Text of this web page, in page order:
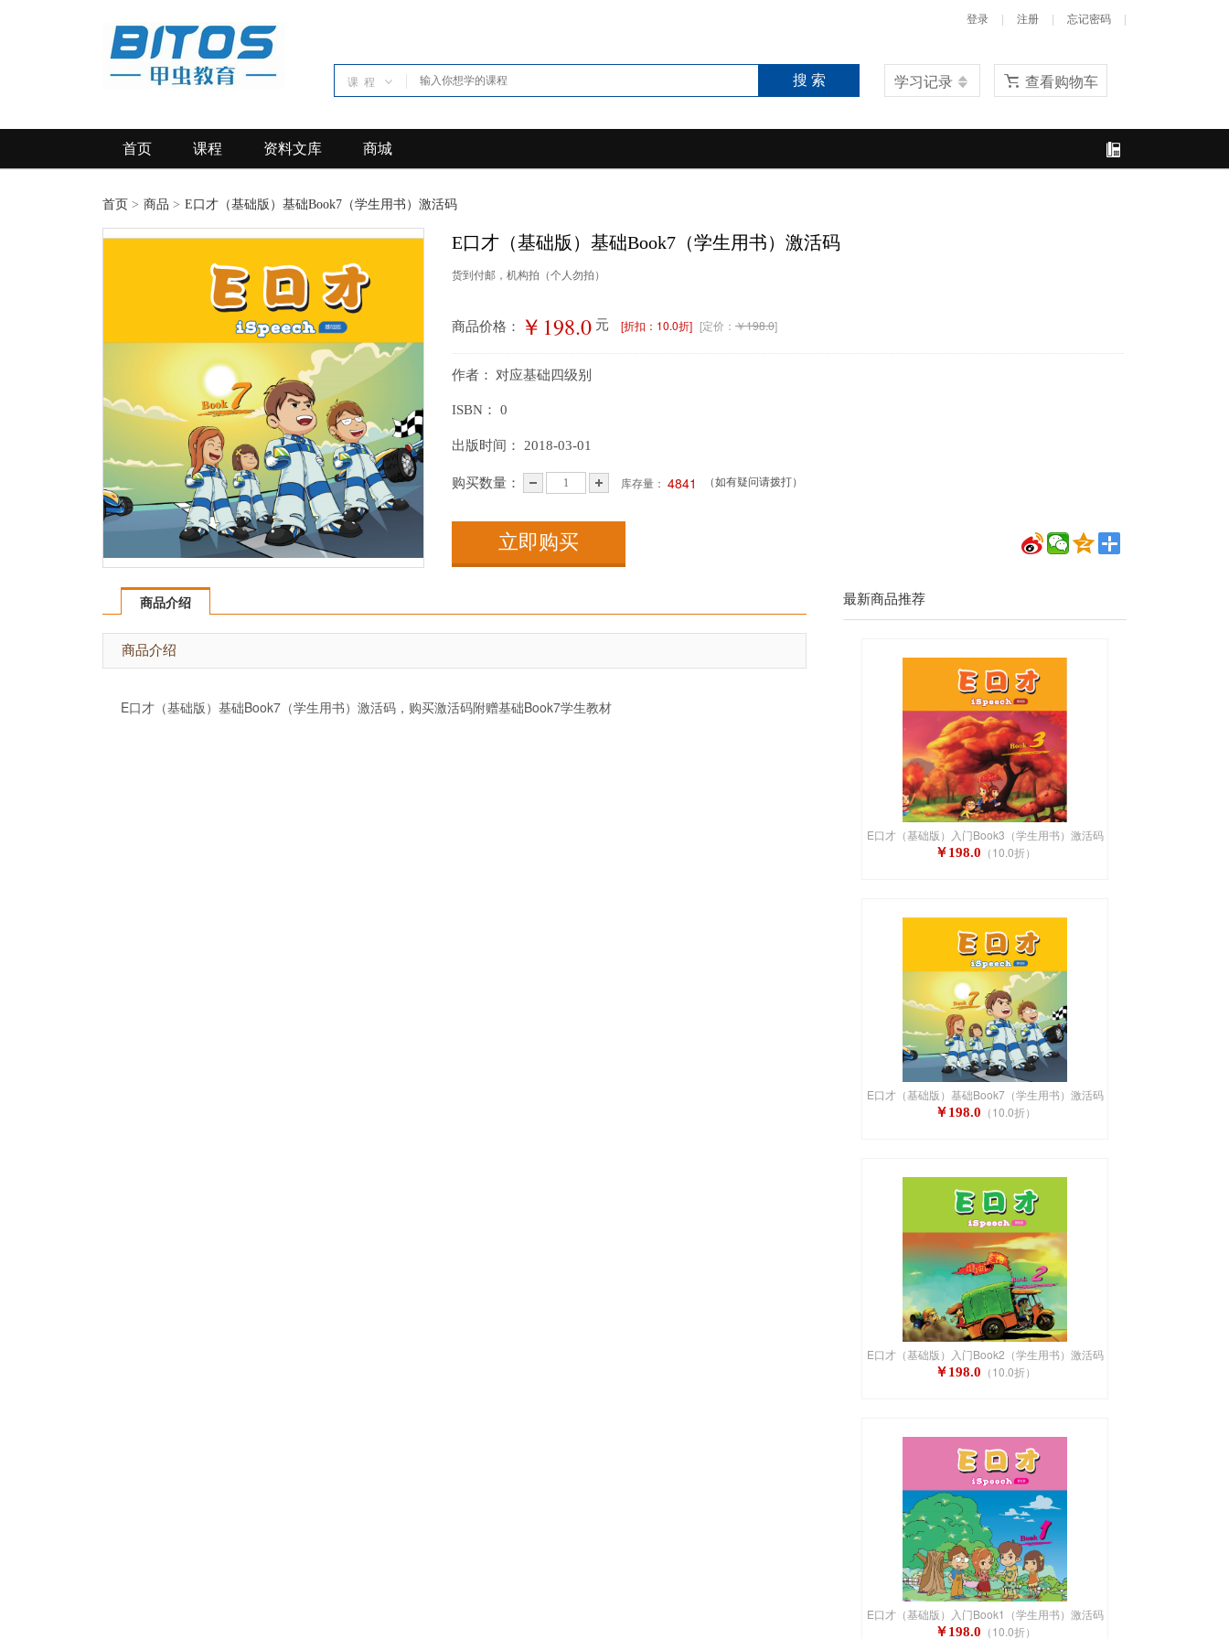
登录 | 注册 | 忘记密码 |
课 程 搜 索 学习记录 查看购物车
首页 课程 资料文库 商城
首页 > 商品 > E口才（基础版）基础Book7（学生用书）激活码
E口才（基础版）基础Book7（学生用书）激活码
货到付邮，机构拍（个人勿拍）
商品价格： ￥198.0 元 [折扣：10.0折] [定价： ￥198.0]
作者： 对应基础四级别
ISBN： 0
出版时间： 2018-03-01
购买数量： 库存量： 4841 （如有疑问请拨打）
立即购买
最新商品推荐
E口才（基础版）入门Book3（学生用书）激活码
￥198.0 （10.0折）
E口才（基础版）基础Book7（学生用书）激活码
￥198.0 （10.0折）
E口才（基础版）入门Book2（学生用书）激活码
￥198.0 （10.0折）
E口才（基础版）入门Book1（学生用书）激活码
￥198.0 （10.0折）
商品介绍
商品介绍
E口才（基础版）基础Book7（学生用书）激活码，购买激活码附赠基础Book7学生教材